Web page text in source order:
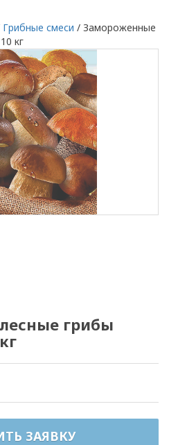
Грибные смеси / Замороженные
кг
грибы
ЗАЯВКУ